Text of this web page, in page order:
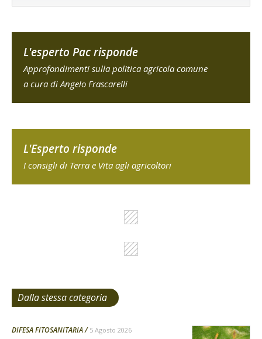
L'esperto Pac risponde
Approfondimenti sulla politica agricola comune
a cura di Angelo Frascarelli
L'Esperto risponde
I consigli di Terra e Vita agli agricoltori
Dalla stessa categoria
DIFESA FITOSANITARIA 5 Agosto 2026